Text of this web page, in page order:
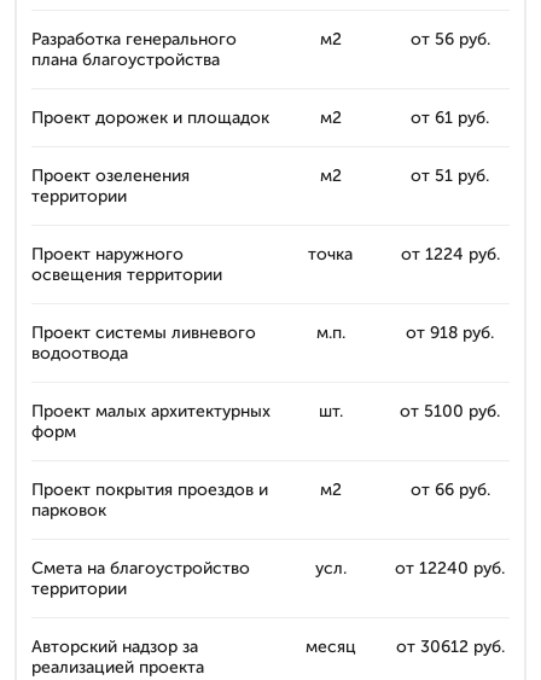
Разработка генерального
плана благоустройства
м2 от 56 руб.
Проект дорожек и площадок м2 от 61 руб.
Проект озеленения
территории
м2 от 51 руб.
Проект наружного
освещения территории
точка от 1224 руб.
Проект системы ливневого
водоотвода
м.п. от 918 руб.
Проект малых архитектурных
форм
шт. от 5100 руб.
Проект покрытия проездов и
парковок
м2 от 66 руб.
Смета на благоустройство
территории
усл. от 12240 руб.
Авторский надзор за
реализацией проекта
месяц от 30612 руб.